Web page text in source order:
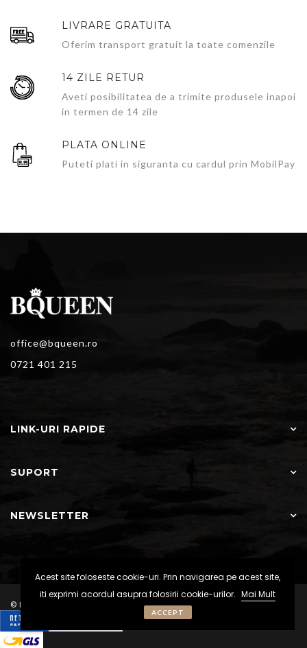
Acest site foloseste cookie-uri. Prin navigarea pe acest site,
iti exprimi acordul asupra folosirii cookie-urilor. Mai Mult
ACCEPT
LIVRARE GRATUITA
Oferim transport gratuit la toate comenzile
14 ZILE RETUR
Aveti posibilitatea de a trimite produsele inapoi
in termen de 14 zile
PLATA ONLINE
Puteti plati in siguranta cu cardul prin MobilPay
office@bqueen.ro
0721 401 215
LINK-URI RAPIDE
SUPORT
NEWSLETTER
© BQueen - Toate drepturile rezervate